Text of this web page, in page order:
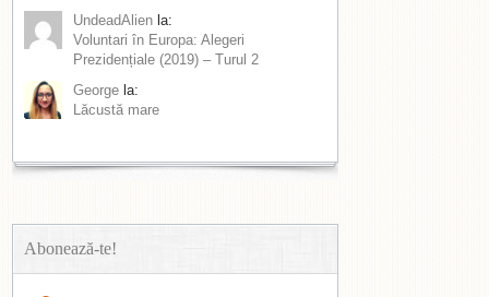
UndeadAlien la:
Voluntari în Europa: Alegeri
Prezidențiale (2019) – Turul 2
George la:
Lăcustă mare
Abonează-te!